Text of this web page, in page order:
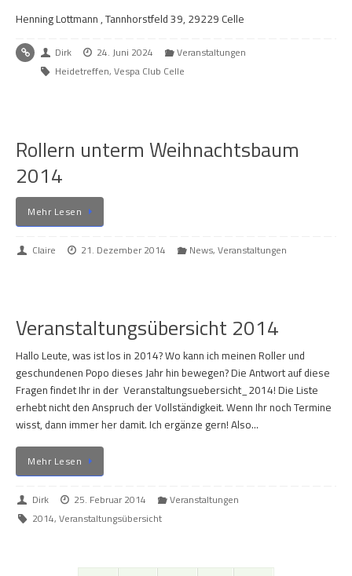
Henning Lottmann , Tannhorstfeld 39, 29229 Celle
Dirk 24. Juni 2024
Veranstaltungen
Heidetreffen, Vespa Club Celle
Rollern unterm Weihnachtsbaum
2014
Mehr Lesen
Claire 21. Dezember 2014 News, Veranstaltungen
Veranstaltungsübersicht 2014
Hallo Leute, was ist los in 2014? Wo kann ich meinen Roller und
geschundenen Popo dieses Jahr hin bewegen? Die Antwort auf diese
Fragen findet Ihr in der Veranstaltungsuebersicht_2014! Die Liste
erhebt nicht den Anspruch der Vollständigkeit. Wenn Ihr noch Termine
wisst, dann immer her damit. Ich ergänze gern! Also…
Mehr Lesen
Dirk 25. Februar 2014
Veranstaltungen
2014, Veranstaltungsübersicht